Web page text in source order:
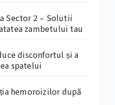
Sector 2 – Solutii
zambetului tau
disconfortul și a
spatelui
hemoroizilor după